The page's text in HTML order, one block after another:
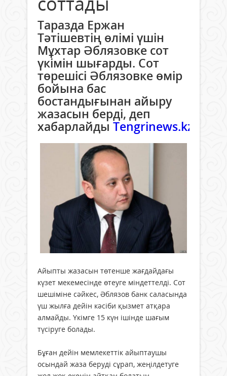
Таразда Ержан
Тәтішевтің өлімі үшін
Мұхтар Әблязовке сот
үкімін шығарды. Сот
төрешісі Әблязовке өмір
бойына бас
бостандығынан айыру
жазасын берді, деп
хабарлайды Tengrinews.kz
Айыпты жазасын төтенше жағдайдағы
күзет мекемесінде өтеуге міндеттелді. Сот
шешіміне сәйкес, Әблязов банк саласында
үш жылға дейін кәсіби қызмет атқара
алмайды. Үкімге 15 күн ішінде шағым
түсіруге болады.
Бұған дейін мемлекеттік айыптаушы
осындай жаза беруді сұрап, жеңілдетуге